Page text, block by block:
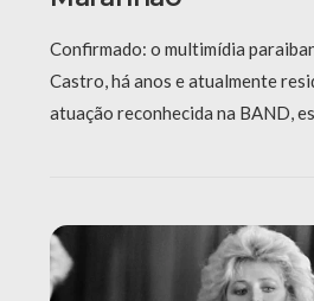
Confirmado: o multimídia
Castro, há anos e atualmente
atuação reconhecida na BAND,